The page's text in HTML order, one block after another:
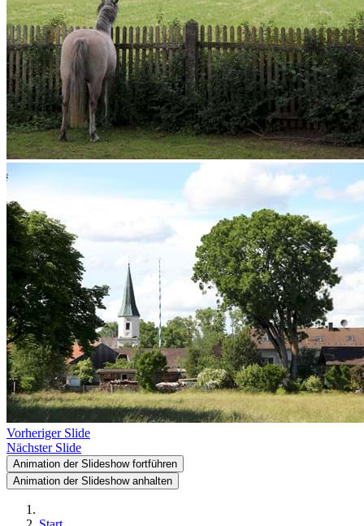
Vorheriger Slide
Nächster Slide
Animation der Slideshow fortführen
Animation der Slideshow anhalten